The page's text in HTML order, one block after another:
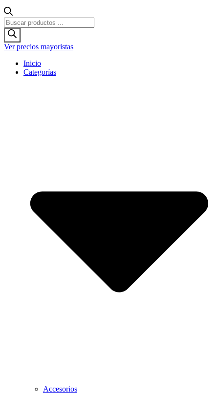
Búsqueda
de
productos
Ver precios mayoristas
Inicio
Categorías
Accesorios